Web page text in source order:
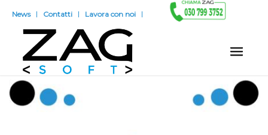
News Contatti Lavora con noi